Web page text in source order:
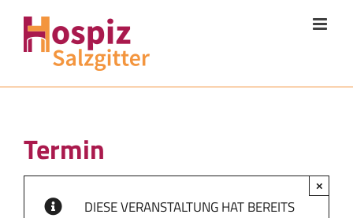
Inhalt
springen
Termin
DIESE VERANSTALTUNG HAT BEREITS
×